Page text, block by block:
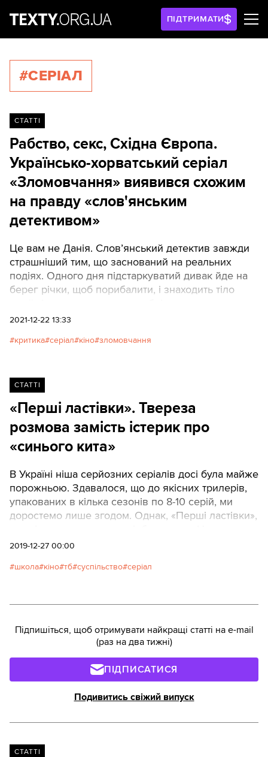
ПІДТРИМАТИ
#СЕРІАЛ
СТАТТІ
Рабство, секс, Східна Європа.
Українсько-хорватський серіал
«Зломовчання» виявився схожим
на правду «слов'янським
детективом»
Це вам не Данія. Слов’янський детектив завжди
страшніший тим, що заснований на реальних
подіях. Одного дня підстаркуватий дивак йде на
берег річки, щоб порибалити, і знаходить тіло
вигадливого кілера. У цей момент мала б заграти
але ніт – глядач чує бадьору хорватську пісню,
першими хвилинами першої серії, і якщо не
рахувати моменти, коли детективові уві сні
являються наступні кримінальні епізоди, то цей
серіал точно не назвеш вторинним щодо
класичних канонів жанру.
2021-12-22 13:33
критика серіал кіно зломовчання
СТАТТІ
«Перші ластівки». Твереза
розмова замість істерик про
«синього кита»
В Україні ніша серйозних серіалів досі була майже
порожньою. Здавалося, що до якісних трилерів,
упакованих в кілька сезонів по 8-10 серій, ми
доростемо лише згодом. Однак, «Перші ластівки»,
каналі», довели, що в цьому жанрі ми вже маємо
Воздвиженський
2019-12-27 00:00
школа кіно тб суспільство серіал
Підпишіться, щоб отримувати найкращі статті на e-mail
(раз на два тижні)
ПІДПИСАТИСЯ
Подивитись свіжий випуск
СТАТТІ